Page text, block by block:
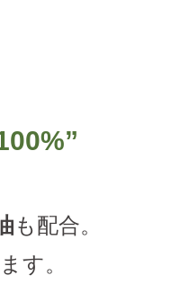
も配合。
す。